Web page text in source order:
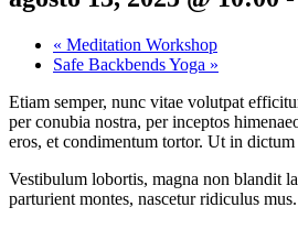
« Meditation Workshop
Safe Backbends Yoga »
Etiam semper, nunc vitae volutpat
per conubia nostra, per inceptos
eros, et condimentum tortor. Ut in
Vestibulum lobortis, magna non blandit
parturient montes, nascetur ridiculus